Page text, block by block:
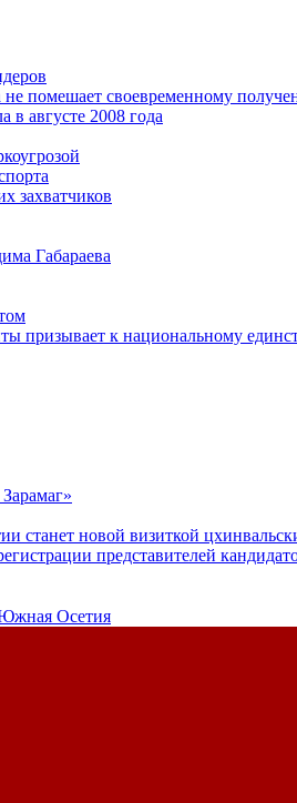
помешает своевременному
в августе 2008 года
захватчиков
Габараева
призывает к национальному
станет новой визиткой
представителей